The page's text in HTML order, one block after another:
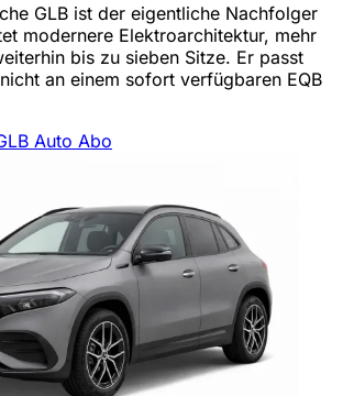
GLB ist der eigentliche Nachfolger
modernere Elektroarchitektur, mehr
bis zu sieben Sitze. Er passt
an einem sofort verfügbaren EQB
Auto Abo